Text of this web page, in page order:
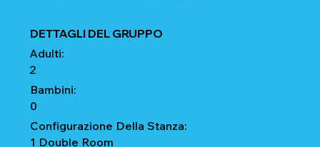
DETTAGLI DEL GRUPPO
Adulti:
2
Bambini:
0
Configurazione Della Stanza:
1 Double Room